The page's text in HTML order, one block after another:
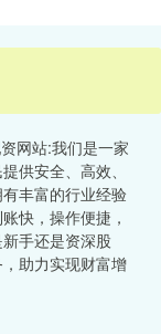
网站:我们是一家
供安全、高效、
丰富的行业经验
快，操作便捷，
手还是资深股
助力实现财富增